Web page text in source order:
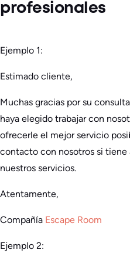
profesionales
Ejemplo 1:
Estimado cliente,
Muchas gracias por su
haya elegido trabajar con
ofrecerle el mejor servicio
contacto con nosotros si tiene
nuestros servicios.
Atentamente,
Compañía Escape Room
Ejemplo 2: